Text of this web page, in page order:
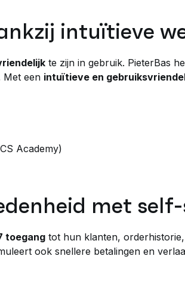
intuïtieve
te zijn in gebruik. PieterBas
Met een intuïtieve en
Academy)
met
toegang tot hun klanten,
ook snellere betalingen en